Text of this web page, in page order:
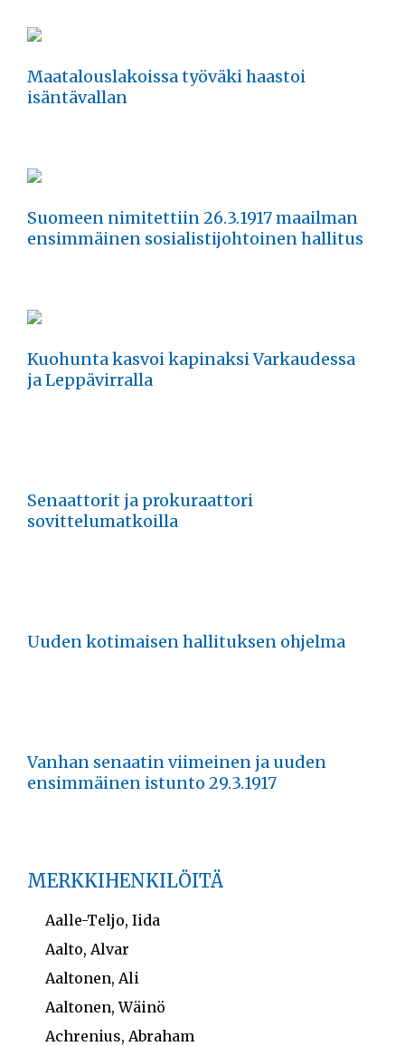
Maatalouslakoissa työväki haastoi
isäntävallan
Suomeen nimitettiin 26.3.1917 maailman
ensimmäinen sosialistijohtoinen hallitus
Kuohunta kasvoi kapinaksi Varkaudessa
ja Leppävirralla
Senaattorit ja prokuraattori
sovittelumatkoilla
Uuden kotimaisen hallituksen ohjelma
Vanhan senaatin viimeinen ja uuden
ensimmäinen istunto 29.3.1917
MERKKIHENKILÖITÄ
Aalle-Teljo, Iida
Aalto, Alvar
Aaltonen, Ali
Aaltonen, Wäinö
Achrenius, Abraham